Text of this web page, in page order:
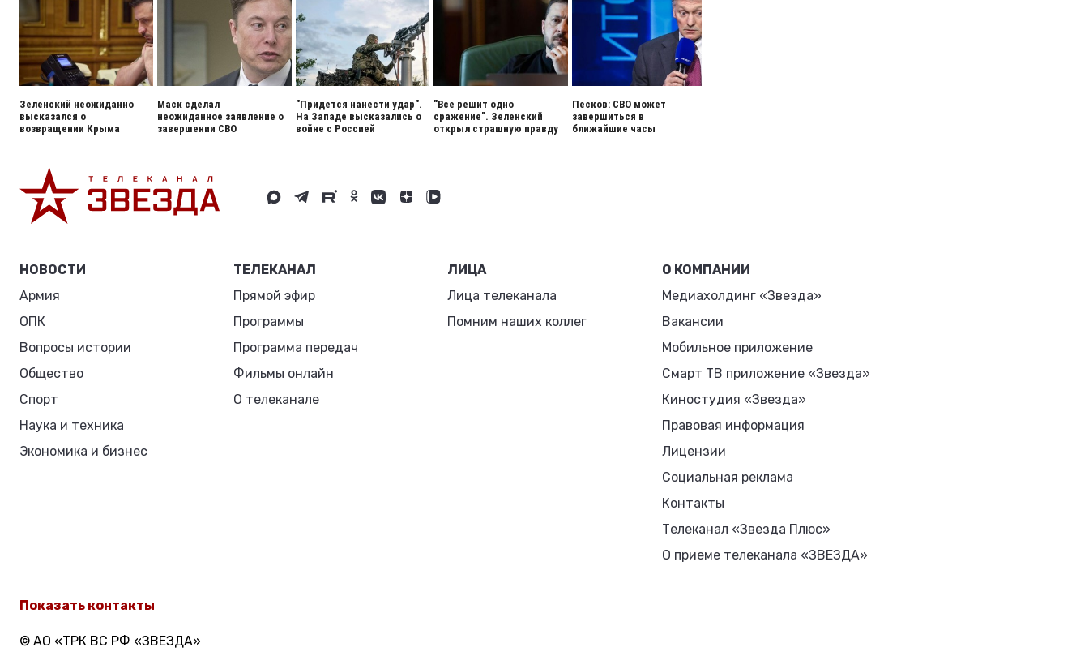
Зеленский неожиданно
высказался о
возвращении Крыма
Маск сделал
неожиданное заявление о
завершении СВО
"Придется нанести удар".
На Западе высказались о
войне с Россией
"Все решит одно
сражение". Зеленский
открыл страшную правду
Песков: СВО может
завершиться в
ближайшие часы
НОВОСТИ
Армия
ОПК
Вопросы истории
Общество
Спорт
Наука и техника
Экономика и бизнес
ТЕЛЕКАНАЛ
Прямой эфир
Программы
Программа передач
Фильмы онлайн
О телеканале
ЛИЦА
Лица телеканала
Помним наших коллег
О КОМПАНИИ
Медиахолдинг «Звезда»
Вакансии
Мобильное приложение
Смарт ТВ приложение «Звезда»
Киностудия «Звезда»
Правовая информация
Лицензии
Социальная реклама
Контакты
Телеканал «Звезда Плюс»
О приеме телеканала «ЗВЕЗДА»
Показать контакты
© АО «ТРК ВС РФ «ЗВЕЗДА»